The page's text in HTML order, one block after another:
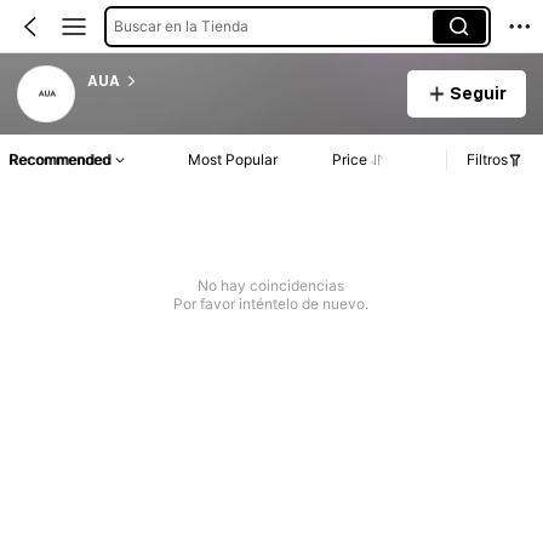
Buscar en la Tienda
AUA
Seguir
Recommended Most Popular Price Filtros
No hay coincidencias
Por favor inténtelo de nuevo.